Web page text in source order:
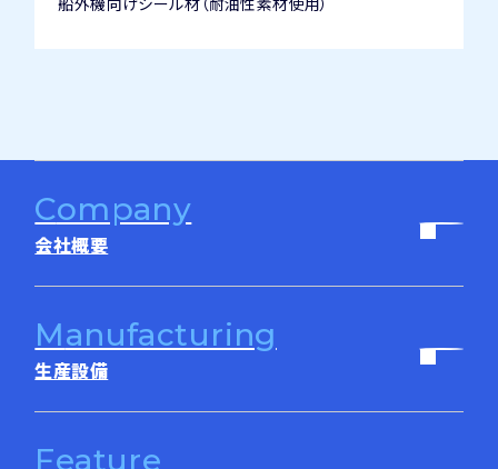
company
会社概要
manufacturing
生産設備
feature